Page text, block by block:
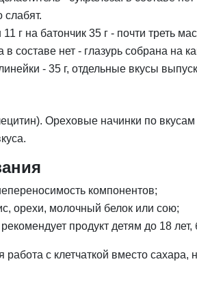
слабят.
г на батончик 35 г - почти треть
составе нет - глазурь собрана на
- 35 г, отдельные вкусы
Ореховые начинки по
компонентов;
орехи, молочный белок или сою;
рекомендует продукт детям до 18
работа с клетчаткой вместо